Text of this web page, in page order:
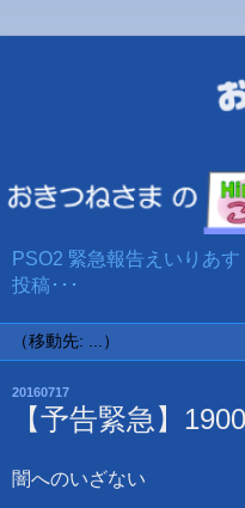
PSO2 緊急報告えいりあ
投稿･･･
20160717
【予告緊急】1900
闇へのいざない